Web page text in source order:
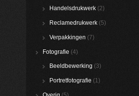
Handelsdrukwerk (2)
Reclamedrukwerk (5)
Verpakkingen (7)
Fotografie (4)
Beeldbewerking (3)
Portretfotografie (1)